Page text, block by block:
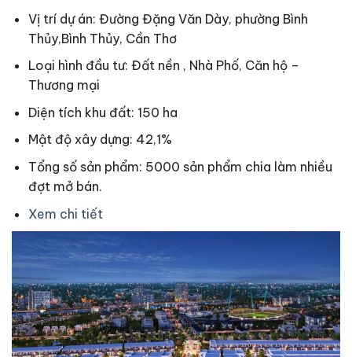
Vị trí dự án: Đường Đặng Văn Dày, phường Bình
Thủy,Bình Thủy, Cần Thơ
Loại hình đầu tư: Đất nền , Nhà Phố, Căn hộ –
Thương mại
Diện tích khu đất: 150 ha
Mật độ xây dựng: 42,1%
Tổng số sản phẩm: 5000 sản phẩm chia làm nhiều
đợt mở bán.
Xem chi tiết